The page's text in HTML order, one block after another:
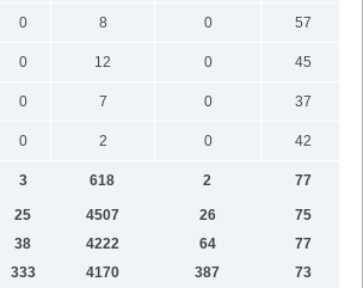
0 8 0
57
0 12 0
45
0 7 0
37
0 2 0
42
3 618 2 77
25 4507 26
75
38 4222 64
77
333 4170 387
73